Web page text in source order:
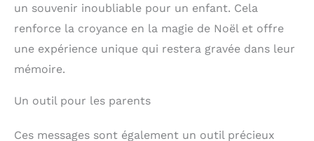
un souvenir inoubliable pour un enfant. Cela
renforce la croyance en la magie de Noël et offre
une expérience unique qui restera gravée dans leur
mémoire.
Un outil pour les parents
Ces messages sont également un outil précieux